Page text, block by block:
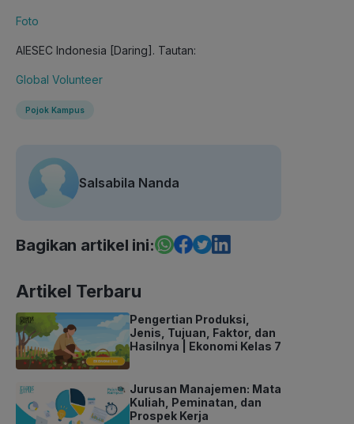
Foto
AIESEC Indonesia [Daring]. Tautan:
Global Volunteer
Pojok Kampus
Salsabila Nanda
Bagikan artikel ini:
Artikel Terbaru
Pengertian Produksi,
Jenis, Tujuan, Faktor, dan
Hasilnya | Ekonomi Kelas 7
Jurusan Manajemen: Mata
Kuliah, Peminatan, dan
Prospek Kerja